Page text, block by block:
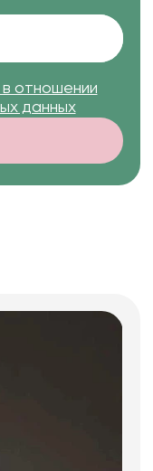
в отношении
данных